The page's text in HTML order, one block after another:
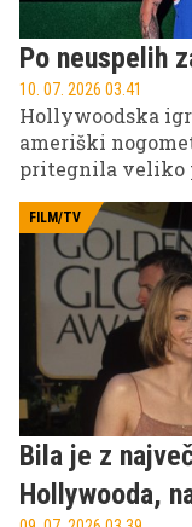
Po neuspelih
10. 07. 2026 03.41
Hollywoodska
ameriški
pritegnila veliko
pravo pot.
FILM/TV
Bila je z
Hollywooda,